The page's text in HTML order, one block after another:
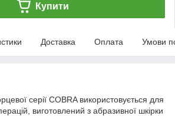
Купити
Доставка Оплата Умови
серії COBRA використовується для
виготовлений з абразивної шкірки